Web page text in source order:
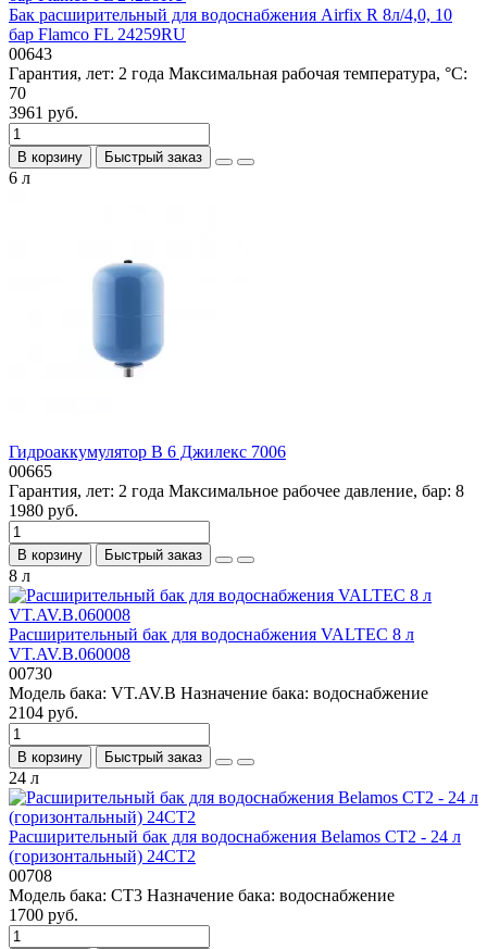
Бак расширительный для водоснабжения Airfix R 8л/4,0, 10
бар Flamco FL 24259RU
00643
Гарантия, лет: 2 года Максимальная рабочая температура, °С:
70
3961 руб.
В корзину Быстрый заказ
6 л
Гидроаккумулятор В 6 Джилекc 7006
00665
Гарантия, лет: 2 года Максимальное рабочее давление, бар: 8
1980 руб.
В корзину Быстрый заказ
8 л
Расширительный бак для водоснабжения VALTEC 8 л
VT.AV.B.060008
00730
Модель бака: VT.AV.B Назначение бака: водоснабжение
2104 руб.
В корзину Быстрый заказ
24 л
Расширительный бак для водоснабжения Belamos СT2 - 24 л
(горизонтальный) 24CT2
00708
Модель бака: СT3 Назначение бака: водоснабжение
1700 руб.